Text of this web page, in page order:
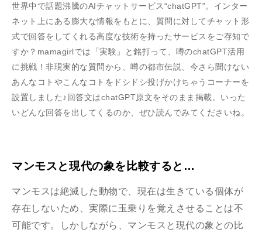
世界中で話題沸騰のAIチャットサービス“chatGPT”。インター
ネット上にある膨大な情報をもとに、質問に対してチャット形
式で回答をしてくれる高度な技術を持ったサービスをご存知で
すか？mamagirlでは「実験」と銘打って、噂のchatGPT活用
に挑戦！非現実的な質問から、噂の都市伝説、今さら聞けない
あんなコトやこんなコトをドシドシ投げかけちゃうコーナーを
設置しました♪回答文はchatGPT原文をそのまま掲載。いった
いどんな回答を出してくるのか、ぜひ読んでみてくださいね。
マンモスと現代の象を比較すると…
マンモスは絶滅した動物で、現在は生きている個体が
存在しないため、実際に玉乗りを覚えさせることは不
可能です。しかしながら、マンモスと現代の象との比